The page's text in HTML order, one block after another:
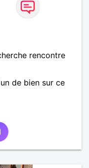
rencontre
de bien sur ce